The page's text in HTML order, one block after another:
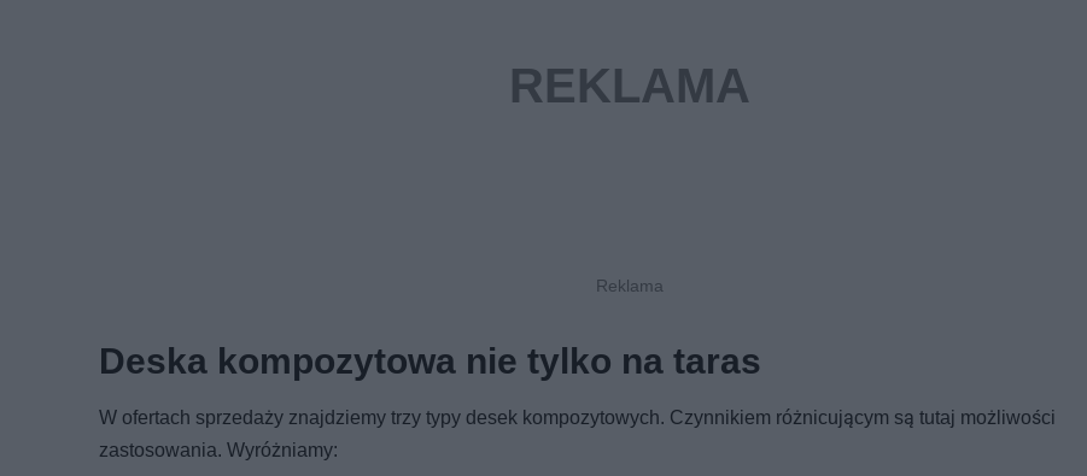
Deska kompozytowa nie tylko na taras
W ofertach sprzedaży znajdziemy trzy typy desek kompozytowych. Czynnikiem różnicującym są tutaj możliwości
zastosowania. Wyróżniamy: